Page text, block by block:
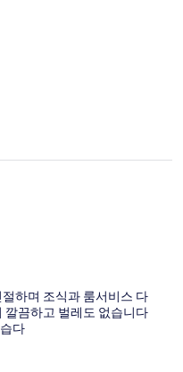
하며 조식과 룸서비스 다
깔끔하고 벌레도 없습니다
다